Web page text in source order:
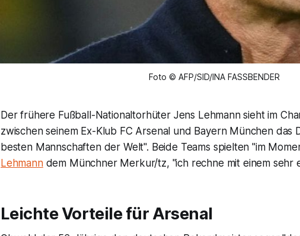
Foto © AFP/SID/INA FASSBENDER
Der frühere Fußball-Nationaltorhüter Jens Lehmann sieht im
zwischen seinem Ex-Klub FC Arsenal und Bayern München
besten Mannschaften der Welt". Beide Teams spielten "im
Lehmanndem Münchner Merkur/tz, "ich rechne mit einem sehr
Leichte Vorteile für Arsenal